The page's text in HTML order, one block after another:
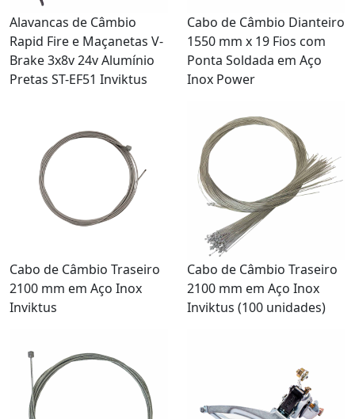
Alavancas de Câmbio
Rapid Fire e Maçanetas V-
Brake 3x8v 24v Alumínio
Pretas ST-EF51 Inviktus
Cabo de Câmbio Dianteiro
1550 mm x 19 Fios com
Ponta Soldada em Aço
Inox Power
Cabo de Câmbio Traseiro
2100 mm em Aço Inox
Inviktus
Cabo de Câmbio Traseiro
2100 mm em Aço Inox
Inviktus (100 unidades)